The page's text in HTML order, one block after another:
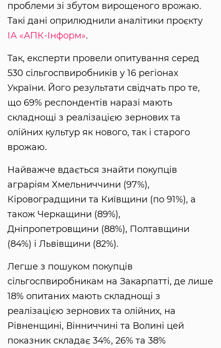
проблеми зі збутом вирощеного врожаю.
Такі дані оприлюднили аналітики проєкту
ІА «АПК-Інформ».
Так, експерти провели опитування серед
530 сільгоспвиробників у 16 регіонах
України. Його результати свідчать про те,
що 69% респондентів наразі мають
складнощі з реалізацією зернових та
олійних культур як нового, так і старого
врожаю.
Найважче вдається знайти покупців
аграріям Хмельниччини (97%),
Кіровоградщини та Київщини (по 91%), а
також Черкащини (89%),
Дніпропетровщини (88%), Полтавщини
(84%) і Львівщини (82%).
Легше з пошуком покупців
сільгоспвиробникам на Закарпатті, де лише
18% опитаних мають складнощі з
реалізацією зернових та олійних, на
Рівненщині, Вінниччині та Волині цей
показник складає 34%, 26% та 38%